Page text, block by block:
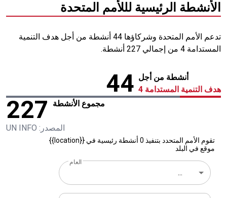
الأنشطة الرئيسية لللأمم المتحدة
تدعم الأمم المتحدة وشركاؤها 44 أنشطة من أجل هدف التنمية
المستدامة 4 من إجمالي 227 أنشطة.
أنشطة من أجل
هدف التنمية المستدامة 4
44
مجموع الأنشطة 227
المصدر: UN INFO
تقوم الأمم المتحدد بتنفيذ 0 أنشطة رئيسية في {{location}}
موقع في البلد
العام
...